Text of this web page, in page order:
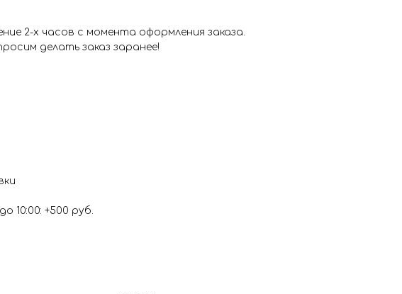
2-х часов с момента оформления заказа.
делать заказ заранее!
10:00: +500 руб.